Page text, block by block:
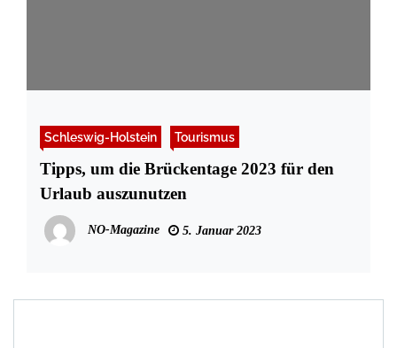
Schleswig-Holstein Tourismus
Tipps, um die Brückentage 2023 für den
Urlaub auszunutzen
NO-Magazine 5. Januar 2023